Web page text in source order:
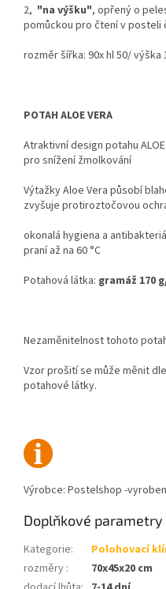
2, "na výšku", opřený o
pomůckou pro čtení v posteli
rozměr šířka: 90x hl 50/ výška
POTAH ALOE VERA
Atraktivní design potahu
pro snížení žmolkování
Výtažky Aloe Vera působí
zvyšuje protiroztočovou
okonalá hygiena a
praní až na 60 °C
Potahová látka: gramáž 170
Nezaměnitelnost tohoto
Vzor prošití se může měnit
potahové látky.
Výrobce: Postelshop -
Doplňkové parametry
Kategorie:
Polohovací
rozměry :
70x45x20 cm